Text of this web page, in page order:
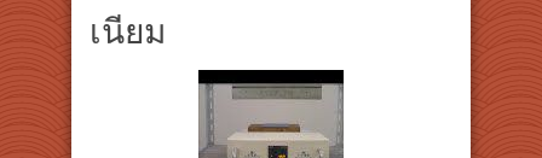
เนียม